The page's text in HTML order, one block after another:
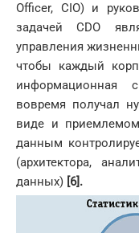
Officer, CIO) и
задачей CDO
управления
чтобы каждый
информационная
вовремя получал
виде и
данным
(архитектора,
данных) [6].